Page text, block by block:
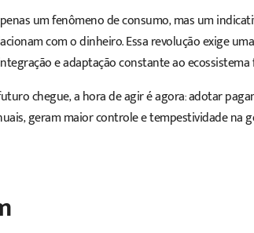
um fenômeno de consumo, mas um
com o dinheiro. Essa revolução exige
e adaptação constante ao
chegue, a hora de agir é agora: adotar
geram maior controle e tempestividade na